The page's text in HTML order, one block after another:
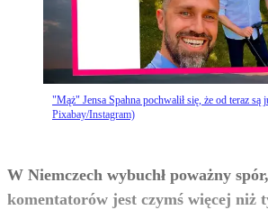
"Mąż" Jensa Spahna pochwalił się, że od teraz są
Pixabay/Instagram)
W Niemczech wybuchł poważny
komentatorów jest czymś więcej niż